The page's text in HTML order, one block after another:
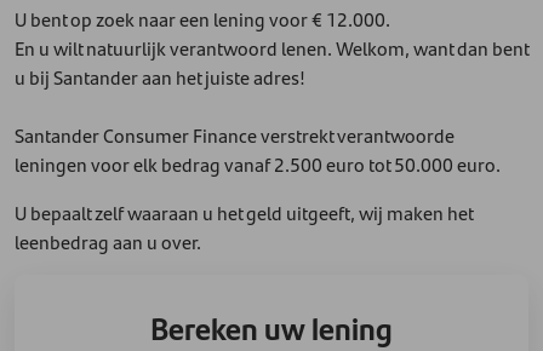
U bent op zoek naar een lening voor € 12.000.
En u wilt natuurlijk verantwoord lenen. Welkom, want dan bent
u bij Santander aan het juiste adres!
Santander Consumer Finance verstrekt verantwoorde
leningen voor elk bedrag vanaf 2.500 euro tot 50.000 euro.
U bepaalt zelf waaraan u het geld uitgeeft, wij maken het
leenbedrag aan u over.
Bereken uw lening